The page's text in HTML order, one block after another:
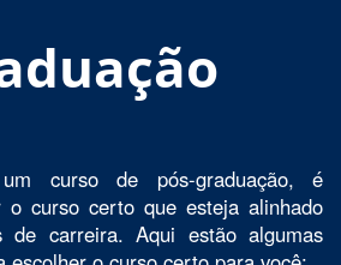
curso de pós-graduação, é
o curso certo que esteja alinhado
de carreira. Aqui estão algumas